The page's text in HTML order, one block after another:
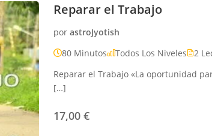
Reparar el Trabajo
por astroJyotish
80 Minutos
Todos Los Niveles 2
Reparar el Trabajo «La oportunidad
[…]
17,00 €